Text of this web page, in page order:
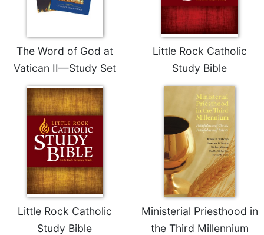
The
Bible
Today
Cistercian
Studies
Quarterly
Lectionary
Celebrating
Eucharist
Bulletins
The Word of God at
Vatican II—Study Set
Little Rock Catholic
Study Bible
Little Rock Catholic
Study Bible
Ministerial Priesthood in
the Third Millennium